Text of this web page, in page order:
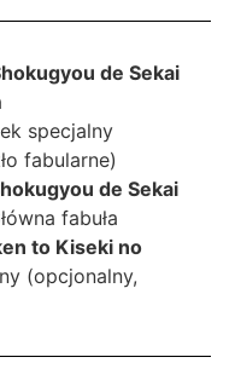
de Sekai
specjalny
fabularne)
de Sekai
fabuła
to Kiseki no
(opcjonalny,